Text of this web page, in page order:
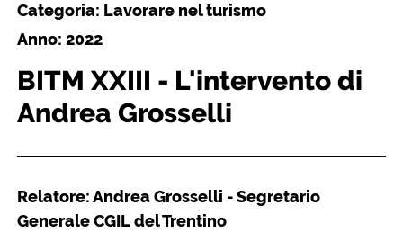
Categoria: Lavorare nel turismo
Anno: 2022
BITM XXIII - L'intervento di
Andrea Grosselli
Relatore: Andrea Grosselli - Segretario
Generale CGIL del Trentino